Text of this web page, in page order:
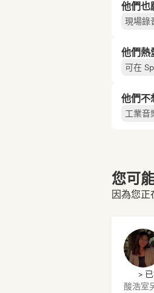
他們也
現場錄
他們熱
可在
他們
工業音
您可
因為您正
>
酸浩室